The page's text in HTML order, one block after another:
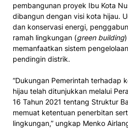
pembangunan proyek Ibu Kota
dibangun dengan visi kota hijau.
dan konservasi energi,
ramah lingkungan (green building
memanfaatkan sistem
pendingin distrik.
“Dukungan Pemerintah terhadap
hijau telah ditunjukkan melalui
16 Tahun 2021 tentang Struktur
memuat ketentuan penerbitan
lingkungan,” ungkap Menko